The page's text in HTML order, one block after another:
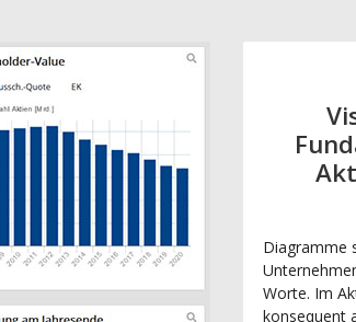
Diagramme
Worte. Im
konsequent